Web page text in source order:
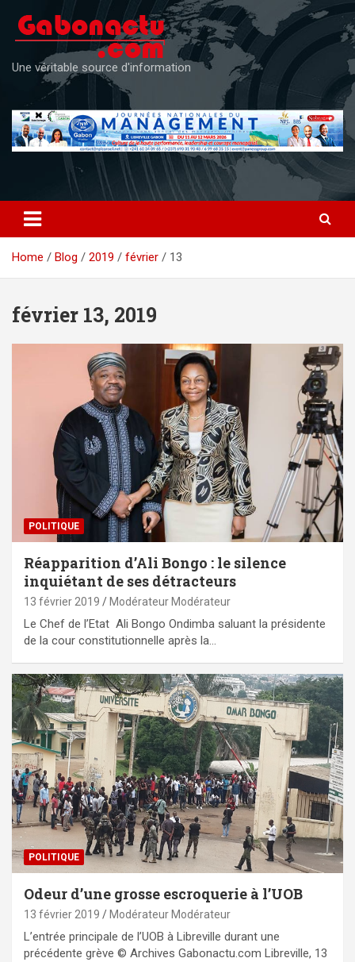
content
Une véritable source d'information
Home Blog 2019 février 13
février 13, 2019
POLITIQUE
Réapparition d’Ali Bongo : le silence
inquiétant de ses détracteurs
13 février 2019 Modérateur Modérateur
Le Chef de l’Etat Ali Bongo Ondimba saluant la présidente
de la cour constitutionnelle après la…
POLITIQUE
Odeur d’une grosse escroquerie à l’UOB
13 février 2019 Modérateur Modérateur
L’entrée principale de l’UOB à Libreville durant une
précédente grève © Archives Gabonactu.com Libreville, 13